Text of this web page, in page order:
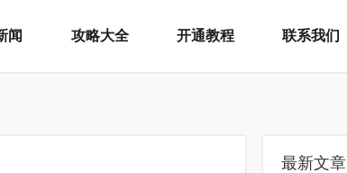
闻 攻略大全 开通教程 联系我们
最新文章